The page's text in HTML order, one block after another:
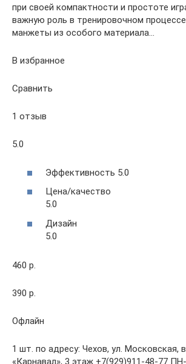
при своей компактности и простоте
важную роль в тренировочном
манжеты из особого материала…
В избранное
Сравнить
1 отзыв
5.0
Эффективность 5.0
Цена/качество
5.0
Дизайн
5.0
460 р.
390 р.
Офлайн
1 шт. по адресу: Чехов, ул. Московская,
«Карнавал», 3 этаж +7(929)911-48-77